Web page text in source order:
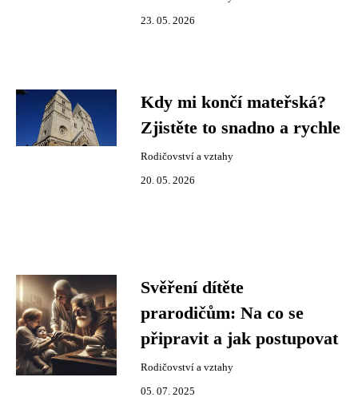
23. 05. 2026
Kdy mi končí mateřská?
Zjistěte to snadno a rychle
Rodičovství a vztahy
20. 05. 2026
Svěření dítěte
prarodičům: Na co se
připravit a jak postupovat
Rodičovství a vztahy
05. 07. 2025